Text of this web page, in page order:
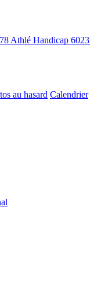
Athlé Handicap 6023
au hasard Calendrier